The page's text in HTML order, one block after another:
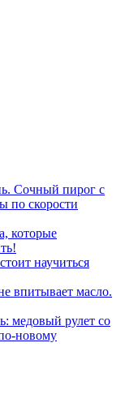
Сочный пирог с
по скорости
научиться
впитывает масло.
медовый рулет со
новому